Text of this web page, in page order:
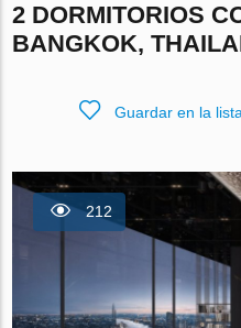
2 DORMITORIOS
BANGKOK,
Guardar en la
212